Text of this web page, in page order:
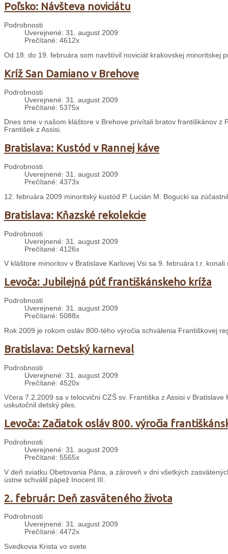
Poľsko: Návšteva noviciátu
Podrobnosti
Uverejnené: 31. august 2009
Prečítané: 4612x
Od 18. do 19. februára som navštívil noviciát krakovskej minoritskej
Kríž San Damiano v Brehove
Podrobnosti
Uverejnené: 31. august 2009
Prečítané: 5375x
Dnes sme v našom kláštore v Brehove privítali bratov františkánov
František z Assisi.
Bratislava: Kustód v Rannej káve
Podrobnosti
Uverejnené: 31. august 2009
Prečítané: 4373x
12. februára 2009 minoritský kustód P. Lucián M. Bogucki sa
Bratislava: Kňazské rekolekcie
Podrobnosti
Uverejnené: 31. august 2009
Prečítané: 4126x
V kláštore minoritov v Bratislave Karlovej Vsi sa 9. februára t.r.
Levoča: Jubilejná púť františkánskeho kríža
Podrobnosti
Uverejnené: 31. august 2009
Prečítané: 5088x
Rok 2009 je rokom osláv 800-tého výročia schválenia Františkovej
Bratislava: Detský karneval
Podrobnosti
Uverejnené: 31. august 2009
Prečítané: 4520x
Včera 7.2.2009 sa v telocvični CZŠ sv. Františka z Assisi v
uskutočnil detský ples.
Levoča: Začiatok osláv 800. výročia
Podrobnosti
Uverejnené: 31. august 2009
Prečítané: 5565x
V deň sviatku Obetovania Pána, a zároveň v dni všetkých
ústne schválil pápež Inocent III.
2. február: Deň zasväteného života
Podrobnosti
Uverejnené: 31. august 2009
Prečítané: 4472x
Svedkovia Krista vo svete